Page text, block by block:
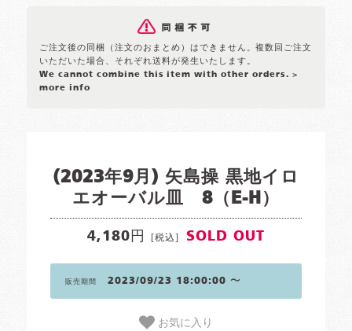
ご注文後の同梱（注文のおまとめ）はできません。複数回ご注文
いただいた場合、それぞれ送料が発生いたします。
We cannot combine this item with other orders. >
more info
(2023年9月) 矢島操 黒地イロ
エオーバル皿 8（E-H）
4,180円 [税込] SOLD OUT
販売期間 2023/09/23 18:00:00 〜
お気に入り